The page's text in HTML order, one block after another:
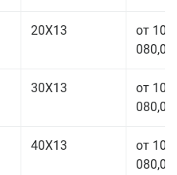
20Х13
от 103
080,00
30Х13
от 103
080,00
40Х13
от 103
080,00